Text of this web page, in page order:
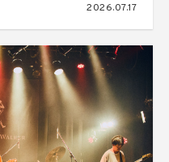
2026.07.17